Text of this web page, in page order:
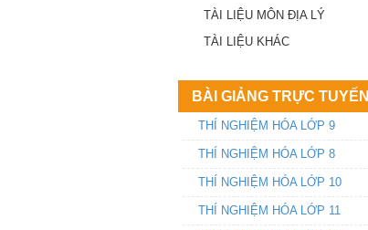
TÀI LIỆU MÔN ĐỊA LÝ
TÀI LIỆU KHÁC
BÀI GIẢNG TRỰC TUYẾN
THÍ NGHIỆM HÓA LỚP 9
THÍ NGHIỆM HÓA LỚP 8
THÍ NGHIỆM HÓA LỚP 10
THÍ NGHIỆM HÓA LỚP 11
Khánh Hòa công bố
điểm trúng tuyển lớp
ĐA TRÍ THÔNG
MINH
Điểm chuẩn vào lớp
10 Khánh Hòa năm
2016